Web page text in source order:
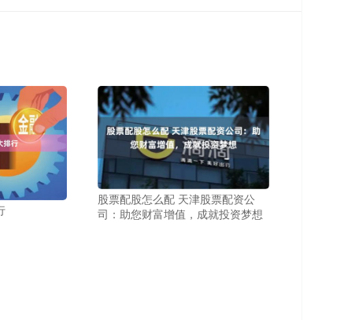
股票配股怎么配 天津股票配资公
司：助您财富增值，成就投资梦想